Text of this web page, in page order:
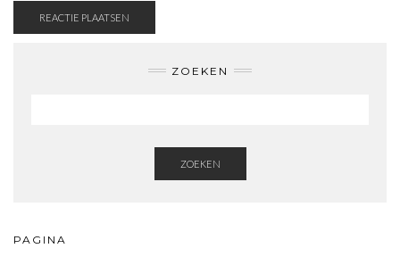
ZOEKEN
ZOEKEN
PAGINA